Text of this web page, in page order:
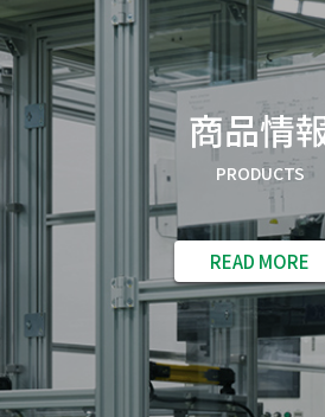
商品情
PRODUCTS
READ MORE